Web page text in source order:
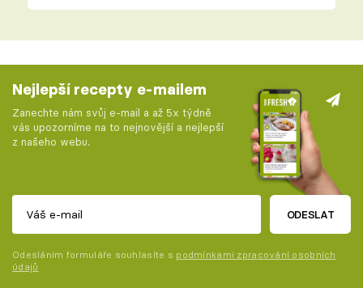
Nejlepší recepty e-mailem
Zanechte nám svůj e-mail a až 5x týdně
vás upozorníme na to nejnovější a nejlepší
z našeho webu.
ODESLAT
Odesláním formuláře souhlasíte s podmínkami zpracování osobních
údajů